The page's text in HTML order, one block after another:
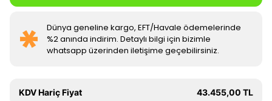
Dünya geneline kargo, EFT/Havale ödemelerinde
%2 anında indirim. Detaylı bilgi için bizimle
whatsapp üzerinden iletişime geçebilirsiniz.
KDV Hariç Fiyat 43.455,00 TL